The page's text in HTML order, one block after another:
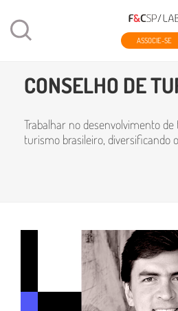
ASSOCIE-SE
Conselho
CONSELHO DE
Trabalhar no desenvolvimento
turismo brasileiro,​ diversificando